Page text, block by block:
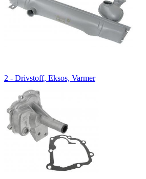
2 - Drivstoff, Eksos, Varmer